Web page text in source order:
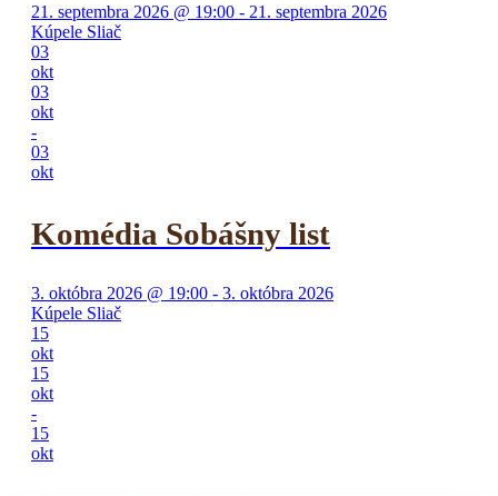
21. septembra 2026 @ 19:00 - 21. septembra 2026
Kúpele Sliač
03
okt
03
okt
-
03
okt
Komédia Sobášny list
3. októbra 2026 @ 19:00 - 3. októbra 2026
Kúpele Sliač
15
okt
15
okt
-
15
okt